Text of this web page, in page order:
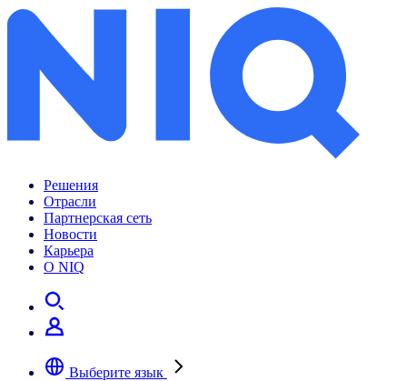
Решения
Отрасли
Партнерская сеть
Новости
Карьера
О NIQ
Выберите язык